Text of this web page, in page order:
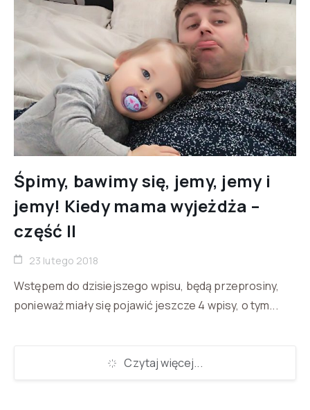
Śpimy, bawimy się, jemy, jemy i
jemy! Kiedy mama wyjeżdża –
część II
23 lutego 2018
Wstępem do dzisiejszego wpisu, będą przeprosiny,
ponieważ miały się pojawić jeszcze 4 wpisy, o tym...
Czytaj więcej...